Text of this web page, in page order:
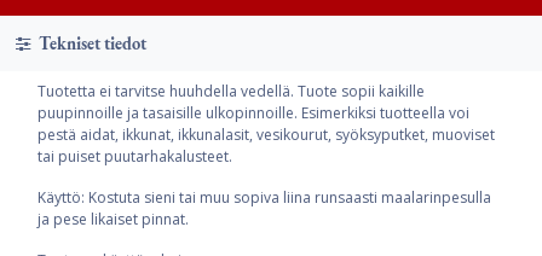
Tekniset tiedot
Tuotetta ei tarvitse huuhdella vedellä. Tuote sopii kaikille
puupinnoille ja tasaisille ulkopinnoille. Esimerkiksi tuotteella voi
pestä aidat, ikkunat, ikkunalasit, vesikourut, syöksyputket, muoviset
tai puiset puutarhakalusteet.
Käyttö: Kostuta sieni tai muu sopiva liina runsaasti maalarinpesulla
ja pese likaiset pinnat.